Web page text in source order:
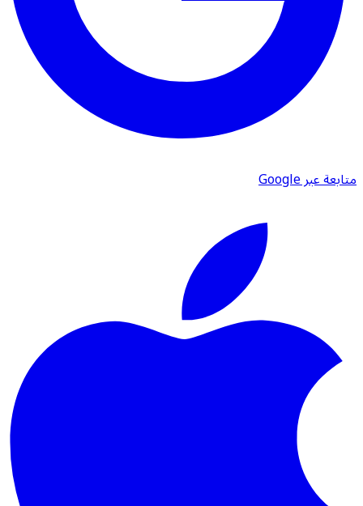
متابعة عبر Google